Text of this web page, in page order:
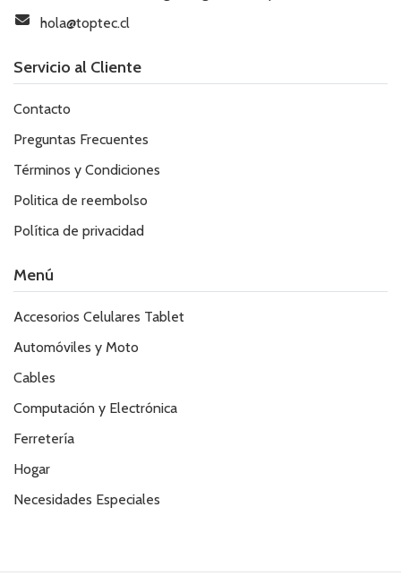
hola@toptec.cl
Servicio al Cliente
Contacto
Preguntas Frecuentes
Términos y Condiciones
Politica de reembolso
Política de privacidad
Menú
Accesorios Celulares Tablet
Automóviles y Moto
Cables
Computación y Electrónica
Ferretería
Hogar
Necesidades Especiales